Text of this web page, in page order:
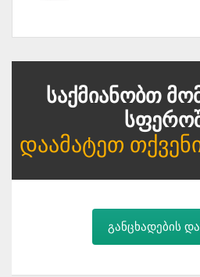
Საქმიანობთ
Დაამატეთ
განცხადების